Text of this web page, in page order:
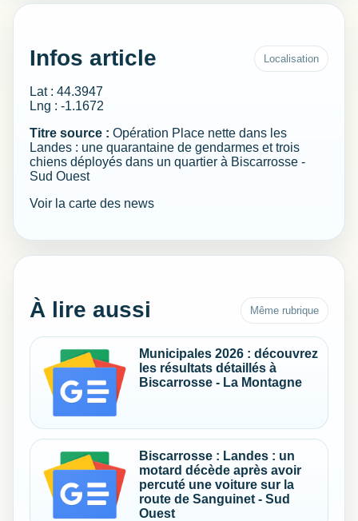
Infos article Localisation
Lat : 44.3947
Lng : -1.1672
Titre source : Opération Place nette dans les
Landes : une quarantaine de gendarmes et trois
chiens déployés dans un quartier à Biscarrosse -
Sud Ouest
Voir la carte des news
À lire aussi Même rubrique
Municipales 2026 : découvrez
les résultats détaillés à
Biscarrosse - La Montagne
Biscarrosse : Landes : un
motard décède après avoir
percuté une voiture sur la
route de Sanguinet - Sud
Ouest